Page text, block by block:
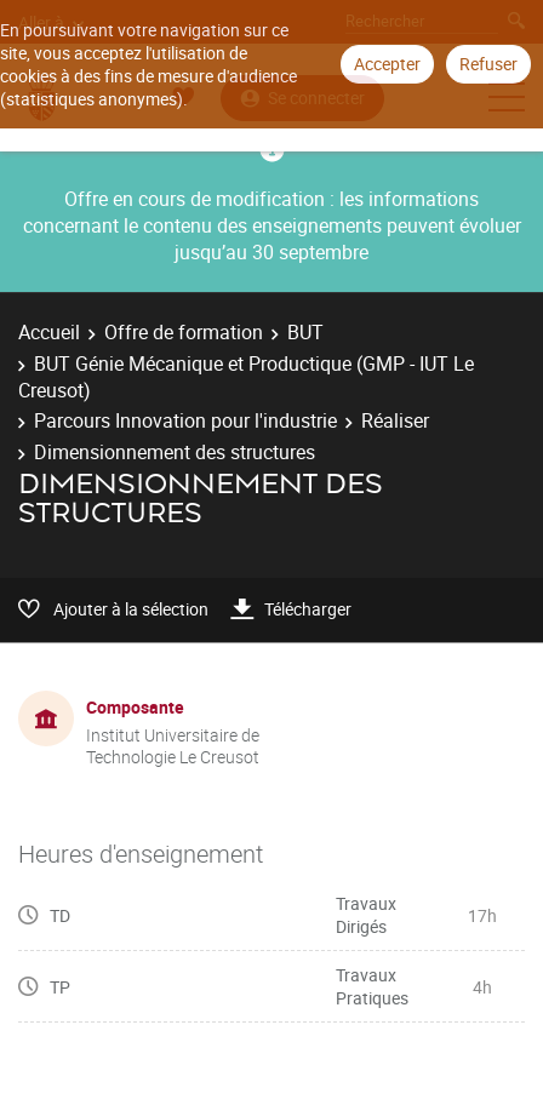
En poursuivant votre navigation sur ce
site, vous acceptez l'utilisation de
cookies à des fins de mesure d'audience
(statistiques anonymes).
Accepter Refuser
Aller à
Se connecter
Offre en cours de modification : les informations
concernant le contenu des enseignements peuvent évoluer
jusqu’au 30 septembre
Accueil Offre de formation
BUT
BUT Génie Mécanique et Productique (GMP - IUT Le
Creusot)
Parcours Innovation pour l'industrie
Réaliser
Dimensionnement des structures
DIMENSIONNEMENT DES
STRUCTURES
Ajouter à la sélection Télécharger
Composante
Institut Universitaire de
Technologie Le Creusot
Heures d'enseignement
TD
Travaux
Dirigés
17h
TP
Travaux
Pratiques
4h